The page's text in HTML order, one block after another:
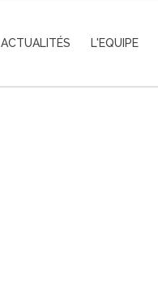
ACTUALITÉS L'EQUIPE